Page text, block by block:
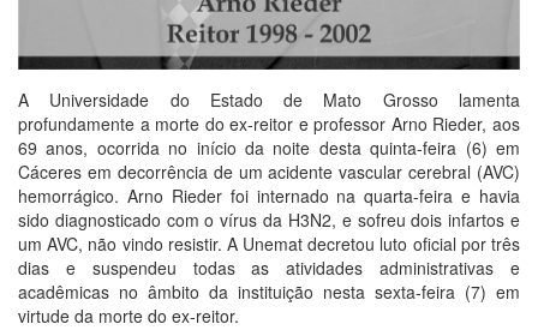
A Universidade do Estado de Mato Grosso lamenta
profundamente a morte do ex-reitor e professor Arno Rieder, aos
69 anos, ocorrida no início da noite desta quinta-feira (6) em
Cáceres em decorrência de um acidente vascular cerebral (AVC)
hemorrágico. Arno Rieder foi internado na quarta-feira e havia
sido diagnosticado com o vírus da H3N2, e sofreu dois infartos e
um AVC, não vindo resistir. A Unemat decretou luto oficial por três
dias e suspendeu todas as atividades administrativas e
acadêmicas no âmbito da instituição nesta sexta-feira (7) em
virtude da morte do ex-reitor.